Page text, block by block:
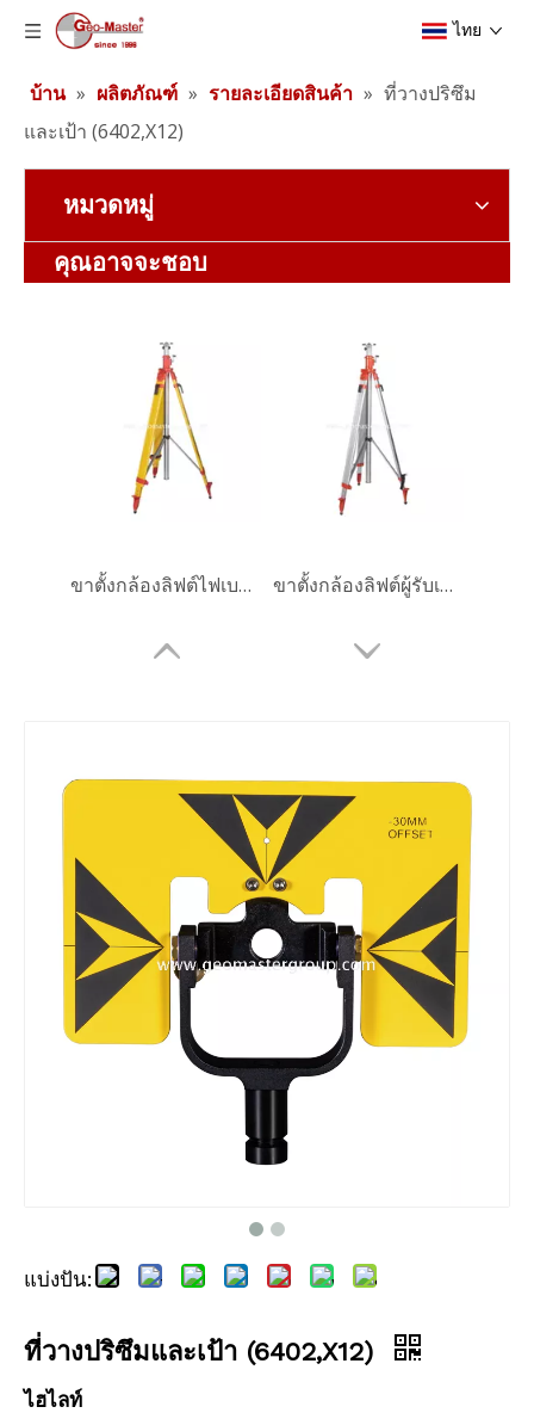
ไทย
บ้าน » ผลิตภัณฑ์ » รายละเอียดสินค้า » ที่วางปริซึม
และเป้า (6402,X12)
หมวดหมู่
คุณอาจจะชอบ
ขาตั้งกล้องลิฟต์ไฟเบอร์กลาส (3.6ม.) ขาตั้งกล้องลิฟต์ผู้รับเหมา (3.6m)
ปริซึมทรงกลม (5', เคลือบทองแดง) ปริซึมทรงกลม (5', เคลือบเงิน)
ปริซึมกันน้ำ (5', เคลือบทองแดง)
แบ่งปัน:
ที่วางปริซึมและเป้า (6402,X12)
ไฮไลท์